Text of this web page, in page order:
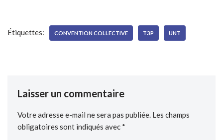
Étiquettes: CONVENTION COLLECTIVE T3P UNT
Laisser un commentaire
Votre adresse e-mail ne sera pas publiée. Les champs
obligatoires sont indiqués avec *